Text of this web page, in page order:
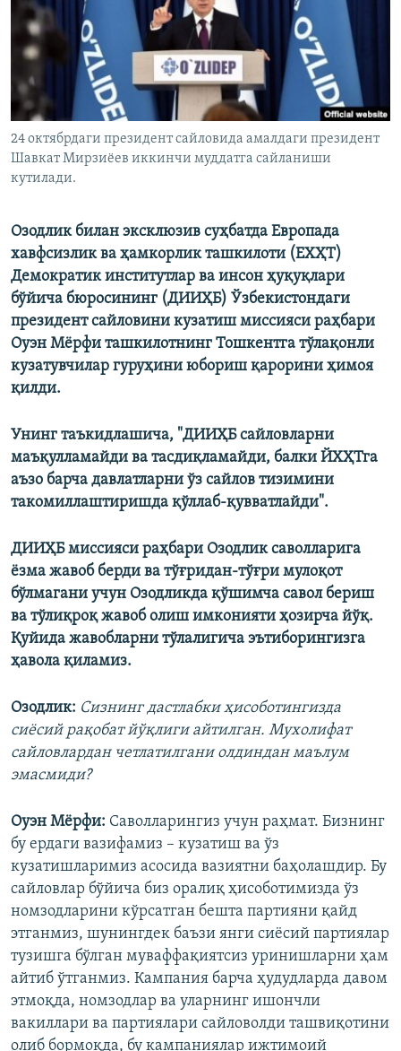
24 октябрдаги президент сайловида амалдаги президент
Шавкат Мирзиёев иккинчи муддатга сайланиши
кутилади.
Озодлик билан эксклюзив суҳбатда Европада
хавфсизлик ва ҳамкорлик ташкилоти (ЕХҲТ)
Демократик институтлар ва инсон ҳуқуқлари
бўйича бюросининг (ДИИҲБ) Ўзбекистондаги
президент сайловини кузатиш миссияси раҳбари
Оуэн Мёрфи ташкилотнинг Тошкентга тўлақонли
кузатувчилар гуруҳини юбориш қарорини ҳимоя
қилди.
Унинг таъкидлашича, "ДИИҲБ сайловларни
маъқулламайди ва тасдиқламайди, балки ЙХҲТга
аъзо барча давлатларни ўз сайлов тизимини
такомиллаштиришда қўллаб-қувватлайди".
ДИИҲБ миссияси раҳбари Озодлик саволларига
ёзма жавоб берди ва тўғридан-тўғри мулоқот
бўлмагани учун Озодликда қўшимча савол бериш
ва тўлиқроқ жавоб олиш имконияти ҳозирча йўқ.
Қуйида жавобларни тўлалигича эътиборингизга
ҳавола қиламиз.
Озодлик: Сизнинг дастлабки ҳисоботингизда
сиёсий рақобат йўқлиги айтилган. Мухолифат
сайловлардан четлатилгани олдиндан маълум
эмасмиди?
Оуэн Мёрфи: Саволларингиз учун раҳмат. Бизнинг
бу ердаги вазифамиз – кузатиш ва ўз
кузатишларимиз асосида вазиятни баҳолашдир. Бу
сайловлар бўйича биз оралиқ ҳисоботимизда ўз
номзодларини кўрсатган бешта партияни қайд
этганмиз, шунингдек баъзи янги сиёсий партиялар
тузишга бўлган муваффақиятсиз уринишларни ҳам
айтиб ўтганмиз. Кампания барча ҳудудларда давом
этмоқда, номзодлар ва уларнинг ишончли
вакиллари ва партиялари сайловолди ташвиқотини
олиб бормоқда, бу кампаниялар ижтимоий